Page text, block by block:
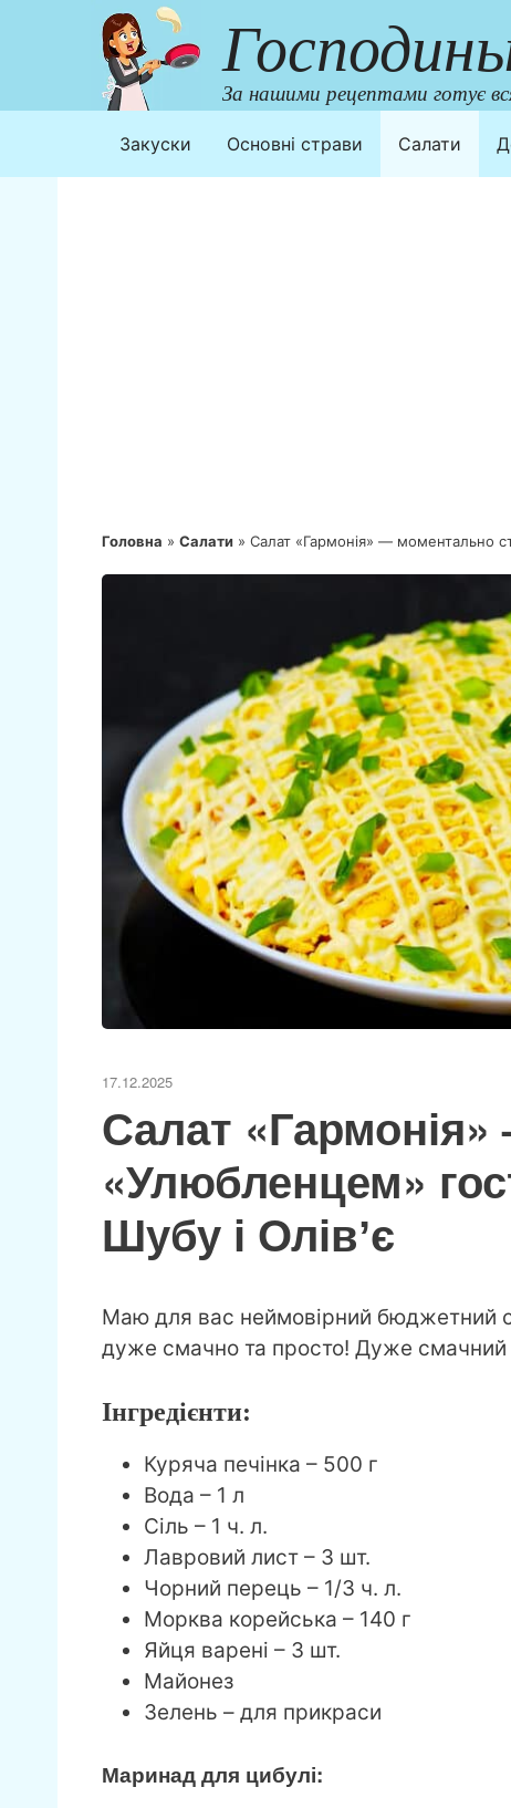
За нашими рецептами готує
Закуски Основні страви Салати
Головна » Салати » Салат «Гармонія» — моментально
17.12.2025
Салат
«Улюбленцем»
Шубу і Олівʼє
Маю для вас неймовірний бюджетний
дуже смачно та просто! Дуже смачний
Інгредієнти:
Куряча печінка – 500 г
Вода – 1 л
Сіль – 1 ч. л.
Лавровий лист – 3 шт.
Чорний перець – 1/3 ч. л.
Морква корейська – 140 г
Яйця варені – 3 шт.
Майонез
Зелень – для прикраси
Маринад для цибулі: